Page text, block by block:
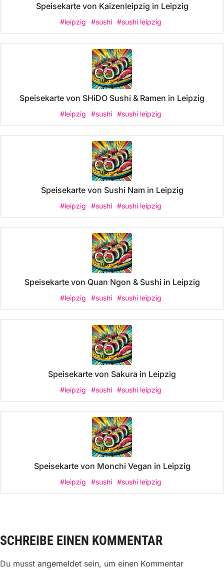
Speisekarte von Kaizenleipzig in Leipzig
#leipzig #sushi #sushi leipzig
Speisekarte von SHiDO Sushi & Ramen in Leipzig
#leipzig #sushi #sushi leipzig
Speisekarte von Sushi Nam in Leipzig
#leipzig #sushi #sushi leipzig
Speisekarte von Quan Ngon & Sushi in Leipzig
#leipzig #sushi #sushi leipzig
Speisekarte von Sakura in Leipzig
#leipzig #sushi #sushi leipzig
Speisekarte von Monchi Vegan in Leipzig
#leipzig #sushi #sushi leipzig
SCHREIBE EINEN KOMMENTAR
Du musst angemeldet sein, um einen Kommentar